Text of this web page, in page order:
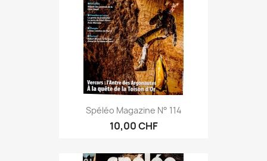
Spéléo Magazine N° 114
10,00 CHF